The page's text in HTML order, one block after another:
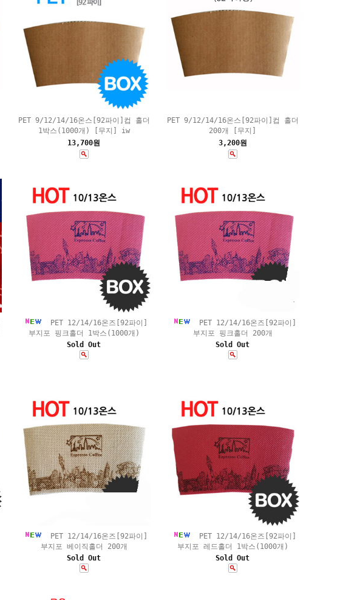
PET 9/12/14/16온스[92파이]컵 홀더
1박스(1000개) [무지] iw
13,700원
PET 9/12/14/16온스[92파이]컵 홀더
200개 [무지]
3,200원
PET 12/14/16온즈[92파이]
부지포 핑크홀더 1박스(1000개)
Sold Out
PET 12/14/16온즈[92파이]
부지포 핑크홀더 200개
Sold Out
PET 12/14/16온즈[92파이]
부지포 베이직홀더 200개
Sold Out
PET 12/14/16온즈[92파이]
부지포 레드홀더 1박스(1000개)
Sold Out